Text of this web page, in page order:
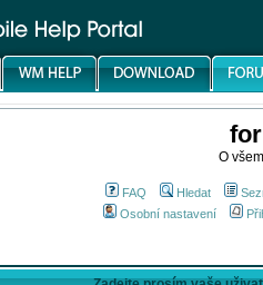
O
FAQ Hledat
Osobní nastavení